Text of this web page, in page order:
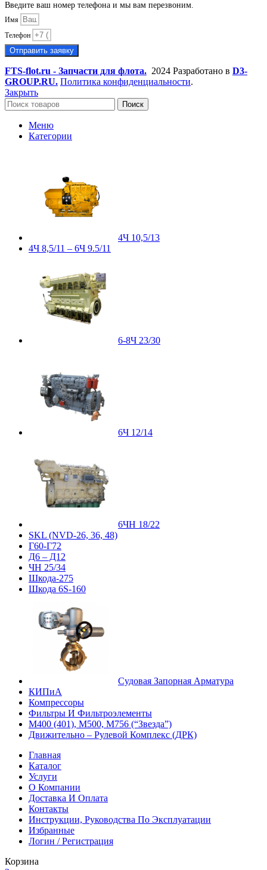
Введите ваш номер телефона и мы вам перезвоним.
Имя
Телефон
Отправить заявку
FTS-flot.ru - Запчасти для флота. 2024 Разработано в D3-
GROUP.RU. Политика конфиденциальности.
Закрыть
Поиск
Меню
Категории
4Ч 10,5/13
4Ч 8,5/11 – 6Ч 9.5/11
6-8Ч 23/30
6Ч 12/14
6ЧН 18/22
SKL (NVD-26, 36, 48)
Г60-Г72
Д6 – Д12
ЧН 25/34
Шкода-275
Шкода 6S-160
Судовая Запорная Арматура
КИПиА
Компрессоры
Фильтры И Фильтроэлементы
М400 (401), М500, М756 (“Звезда”)
Движительно – Рулевой Комплекс (ДРК)
Главная
Каталог
Услуги
О Компании
Доставка И Оплата
Контакты
Инструкции, Руководства По Эксплуатации
Избранные
Логин / Регистрация
Корзина